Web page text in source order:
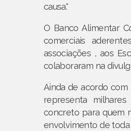
causa."
O Banco Alimentar
comerciais
associações , aos
colaboraram na
Ainda de acordo com
representa
concreto para quem
envolvimento de toda